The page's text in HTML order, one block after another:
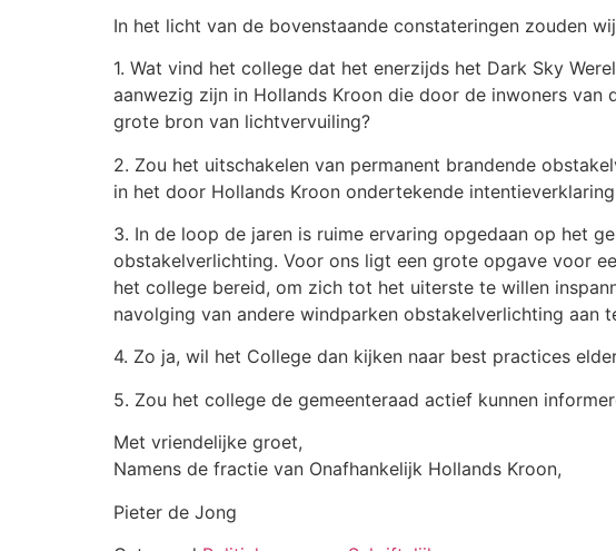
In het licht van de bovenstaande constateringen zouden
1. Wat vind het college dat het enerzijds het Dark Sky
aanwezig zijn in Hollands Kroon die door de inwoners van
grote bron van lichtvervuiling?
2. Zou het uitschakelen van permanent brandende
in het door Hollands Kroon ondertekende
3. In de loop de jaren is ruime ervaring opgedaan op het
obstakelverlichting. Voor ons ligt een grote opgave voor
het college bereid, om zich tot het uiterste te willen
navolging van andere windparken obstakelverlichting aan
4. Zo ja, wil het College dan kijken naar best practices
5. Zou het college de gemeenteraad actief kunnen
Met vriendelijke groet,
Namens de fractie van Onafhankelijk Hollands Kroon,
Pieter de Jong